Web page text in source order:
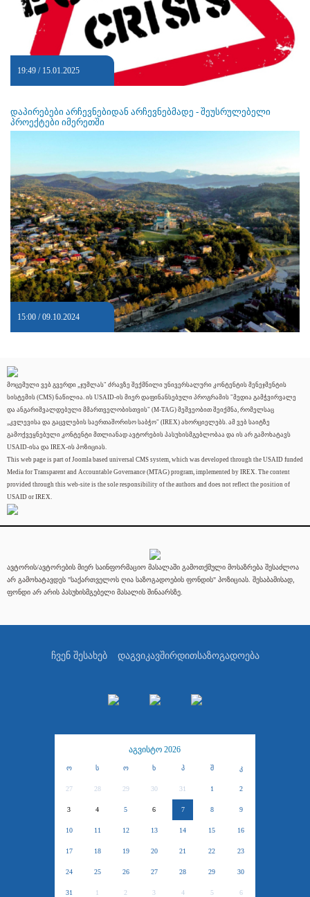
19:49 / 15.01.2025
დაპირებები არჩევნებიდან არჩევნებმადე - შეუსრულებელი
პროექტები იმერეთში
15:00 / 09.10.2024
მოცემული ვებ გვერდი „ჯუმლას" ძრავზე შექმნილი უნივერსალური კონტენტის მენეჯმენტის
სისტემის (CMS) ნაწილია. ის USAID-ის მიერ დაფინანსებული პროგრამის "მედია გამჭვირვალე
და ანგარიშვალდებული მმართველობისთვის" (M-TAG) მეშვეობით შეიქმნა, რომელსაც
„კვლევისა და გაცვლების საერთაშორისო საბჭო" (IREX) ახორციელებს. ამ ვებ საიტზე
გამოქვეყნებული კონტენტი მთლიანად ავტორების პასუხისმგებლობაა და ის არ გამოხატავს
USAID-ისა და IREX-ის პოზიციას.
This web page is part of Joomla based universal CMS system, which was developed through the USAID funded
Media for Transparent and Accountable Governance (MTAG) program, implemented by IREX. The content
provided through this web-site is the sole responsibility of the authors and does not reflect the position of
USAID or IREX.
ავტორის/ავტორების მიერ საინფორმაციო მასალაში გამოთქმული მოსაზრება შესაძლოა
არ გამოხატავდეს "საქართველოს ღია საზოგადოების ფონდის" პოზიციას. შესაბამისად,
ფონდი არ არის პასუხისმგებელი მასალის შინაარსზე.
ჩვენ შესახებ დაგვიკავშირდითსაზოგადოება
აგვისტო 2026
ო ს ო ხ პ შ კ
27 28 29 30 31 1 2
3 4 5 6 7 8 9
10 11 12 13 14 15 16
17 18 19 20 21 22 23
24 25 26 27 28 29 30
31 1 2 3 4 5 6